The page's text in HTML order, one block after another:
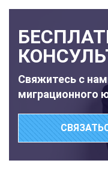
Свяжитесь с
миграционного